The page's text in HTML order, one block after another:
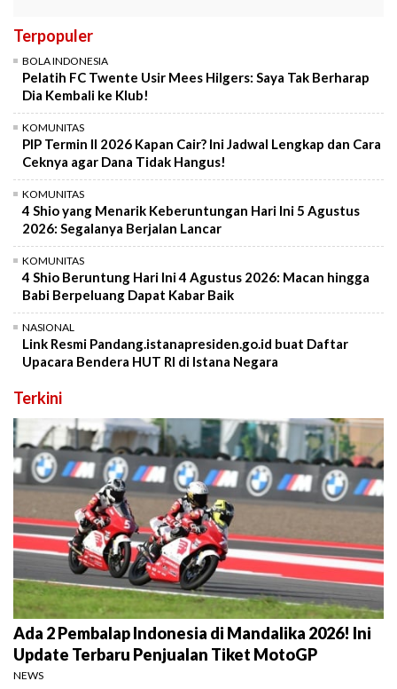
Terpopuler
BOLA INDONESIA
Pelatih FC Twente Usir Mees Hilgers: Saya Tak Berharap
Dia Kembali ke Klub!
KOMUNITAS
PIP Termin II 2026 Kapan Cair? Ini Jadwal Lengkap dan Cara
Ceknya agar Dana Tidak Hangus!
KOMUNITAS
4 Shio yang Menarik Keberuntungan Hari Ini 5 Agustus
2026: Segalanya Berjalan Lancar
KOMUNITAS
4 Shio Beruntung Hari Ini 4 Agustus 2026: Macan hingga
Babi Berpeluang Dapat Kabar Baik
NASIONAL
Link Resmi Pandang.istanapresiden.go.id buat Daftar
Upacara Bendera HUT RI di Istana Negara
Terkini
Ada 2 Pembalap Indonesia di Mandalika 2026! Ini
Update Terbaru Penjualan Tiket MotoGP
NEWS